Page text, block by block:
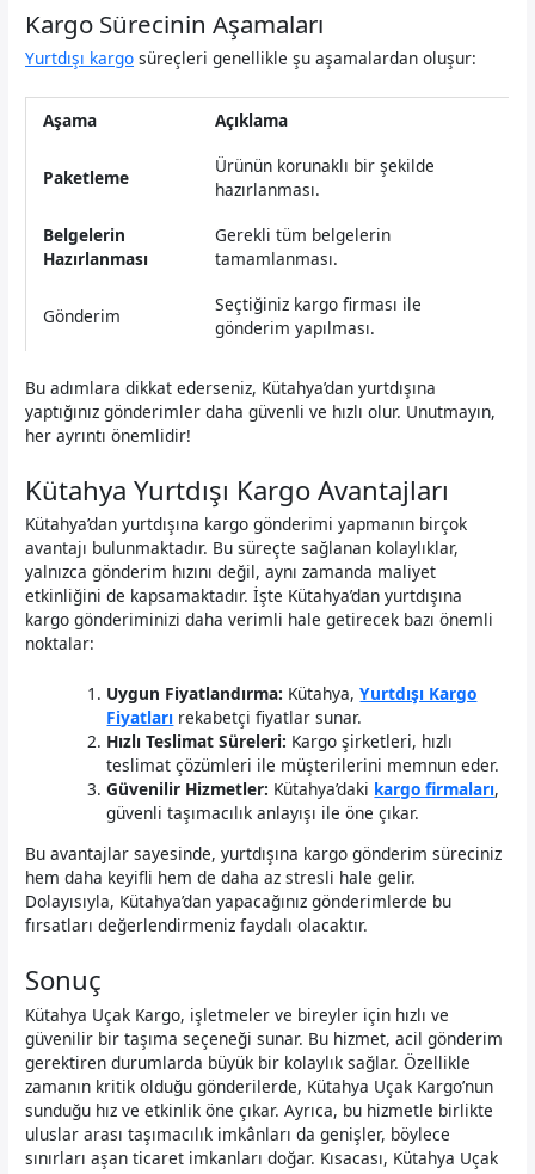
Kargo Sürecinin Aşamaları
Yurtdışı kargo süreçleri genellikle şu aşamalardan oluşur:
Aşama Açıklama
Paketleme
Ürünün korunaklı bir şekilde
hazırlanması.
Belgelerin
Hazırlanması
Gerekli tüm belgelerin
tamamlanması.
Gönderim
Seçtiğiniz kargo firması ile
gönderim yapılması.
Bu adımlara dikkat ederseniz, Kütahya’dan yurtdışına
yaptığınız gönderimler daha güvenli ve hızlı olur. Unutmayın,
her ayrıntı önemlidir!
Kütahya Yurtdışı Kargo Avantajları
Kütahya’dan yurtdışına kargo gönderimi yapmanın birçok
avantajı bulunmaktadır. Bu süreçte sağlanan kolaylıklar,
yalnızca gönderim hızını değil, aynı zamanda maliyet
etkinliğini de kapsamaktadır. İşte Kütahya’dan yurtdışına
kargo gönderiminizi daha verimli hale getirecek bazı önemli
noktalar:
Uygun Fiyatlandırma: Kütahya,Yurtdışı Kargo
Fiyatları rekabetçi fiyatlar sunar.
Hızlı Teslimat Süreleri: Kargo şirketleri, hızlı
teslimat çözümleri ile müşterilerini memnun eder.
Güvenilir Hizmetler: Kütahya’daki kargo firmaları,
güvenli taşımacılık anlayışı ile öne çıkar.
Bu avantajlar sayesinde, yurtdışına kargo gönderim süreciniz
hem daha keyifli hem de daha az stresli hale gelir.
Dolayısıyla, Kütahya’dan yapacağınız gönderimlerde bu
fırsatları değerlendirmeniz faydalı olacaktır.
Sonuç
Kütahya Uçak Kargo, işletmeler ve bireyler için hızlı ve
güvenilir bir taşıma seçeneği sunar. Bu hizmet, acil gönderim
gerektiren durumlarda büyük bir kolaylık sağlar. Özellikle
zamanın kritik olduğu gönderilerde, Kütahya Uçak Kargo’nun
sunduğu hız ve etkinlik öne çıkar. Ayrıca, bu hizmetle birlikte
uluslar arası taşımacılık imkânları da genişler, böylece
sınırları aşan ticaret imkanları doğar. Kısacası, Kütahya Uçak